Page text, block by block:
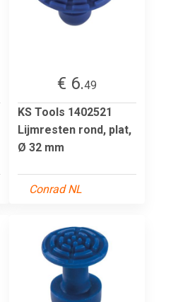
€ 6.49
KS Tools 1402521
Lijmresten rond, plat,
Ø 32 mm
Conrad NL